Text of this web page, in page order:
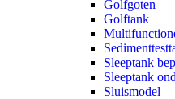
Golfgoten
Golftank
Sleeptank
Sleeptank
Sluismodel